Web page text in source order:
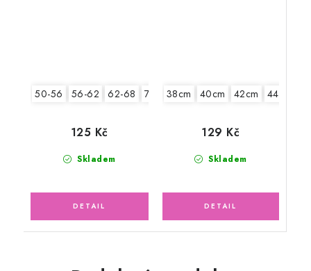
50-56 56-62 62-68 74-86
Skladem
125 Kč
38cm 40cm 42cm 44cm
Skladem
129 Kč